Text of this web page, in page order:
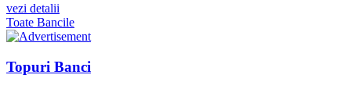
vezi detalii
Toate Bancile
Topuri Banci